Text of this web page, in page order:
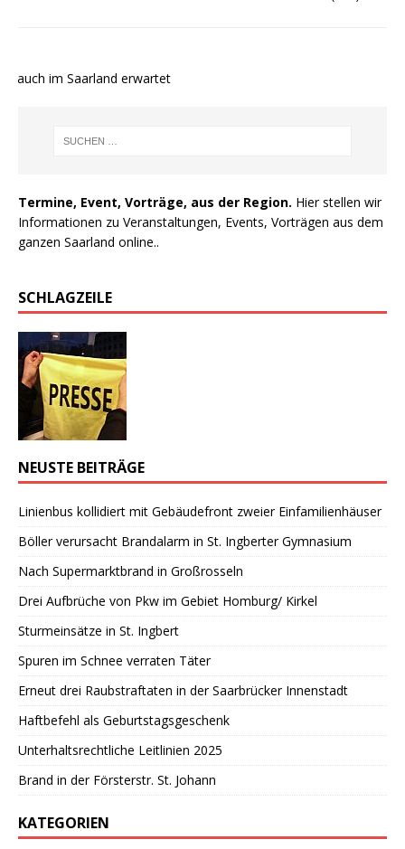
auch im Saarland erwartet
Termine, Event, Vorträge, aus der Region. Hier stellen wir
Informationen zu Veranstaltungen, Events, Vorträgen aus dem
ganzen Saarland online..
SCHLAGZEILE
NEUSTE BEITRÄGE
Linienbus kollidiert mit Gebäudefront zweier Einfamilienhäuser
Böller verursacht Brandalarm in St. Ingberter Gymnasium
Nach Supermarktbrand in Großrosseln
Drei Aufbrüche von Pkw im Gebiet Homburg/ Kirkel
Sturmeinsätze in St. Ingbert
Spuren im Schnee verraten Täter
Erneut drei Raubstraftaten in der Saarbrücker Innenstadt
Haftbefehl als Geburtstagsgeschenk
Unterhaltsrechtliche Leitlinien 2025
Brand in der Försterstr. St. Johann
KATEGORIEN